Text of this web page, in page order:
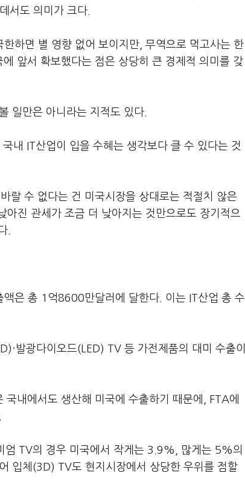
서도 의미가 크다.
하면 별 영향 없어 보이지만, 무역으로 먹고사는 한
앞서 확보했다는 점은 상당히 큰 경제적 의미를 갖
일만은 아니라는 지적도 있다.
내 IT산업이 입을 수혜는 생각보다 클 수 있다는 것
랄 수 없다는 건 미국시장을 상대로는 적절치 않은
진 관세가 조금 더 낮아지는 것만으로도 장기적으
.
은 총 1억8600만달러에 달한다. 이는 IT산업 총 수
발광다이오드(LED) TV 등 가전제품의 대미 수출이
내에서도 생산해 미국에 수출하기 때문에, FTA에
엄 TV의 경우 미국에서 작게는 3.9%, 많게는 5%의
입체(3D) TV도 현지시장에서 상당한 우위를 점할